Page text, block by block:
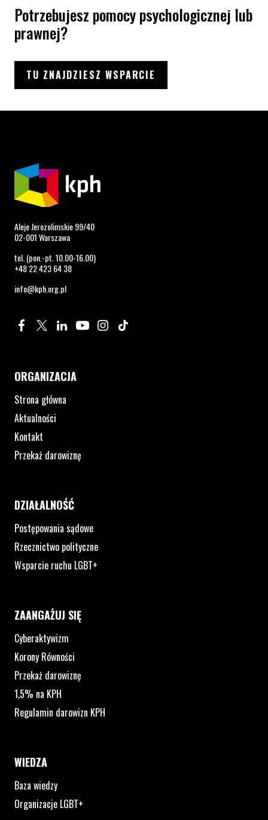
Potrzebujesz pomocy psychologicznej lub
prawnej?
TU ZNAJDZIESZ WSPARCIE
Aleje Jerozolimskie 99/40
02-001 Warszawa
tel. (pon.-pt. 10.00-16.00)
+48 22 423 64 38
info@kph.org.pl
Profil na Facebook. Strona otwiera się w nowym oknie.
Profil na Twitter. Strona otwiera się w nowym oknie.
Profil na LinkedIn. Strona otwiera się w nowym oknie.
Profil na YouTube. Strona otwiera się w nowym
Profil na Instagram. Strona otwiera się
ORGANIZACJA
Strona główna
Aktualności
Kontakt
Przekaż darowiznę
DZIAŁALNOŚĆ
Postępowania sądowe
Rzecznictwo polityczne
Wsparcie ruchu LGBT+
ZAANGAŻUJ SIĘ
Cyberaktywizm
Korony Równości
Przekaż darowiznę
1,5% na KPH
Regulamin darowizn KPH
WIEDZA
Baza wiedzy
Organizacje LGBT+